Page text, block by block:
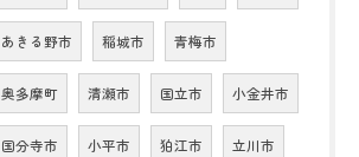
あきる野市 稲城市 青梅市
奥多摩町 清瀬市 国立市 小金井市
国分寺市 小平市 狛江市 立川市